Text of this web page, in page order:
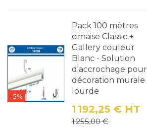
-5%
Pack 100 mètres
cimaise Classic +
Gallery couleur
Blanc - Solution
d'accrochage pour
décoration murale
lourde
Prix
1 192,25 € HT
Prix de base
1 255,00 €